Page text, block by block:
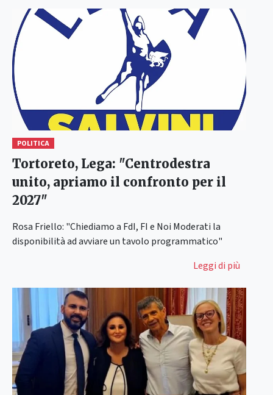
POLITICA
Tortoreto, Lega: "Centrodestra
unito, apriamo il confronto per il
2027"
Rosa Friello: "Chiediamo a FdI, FI e Noi Moderati la
disponibilità ad avviare un tavolo programmatico"
Leggi di più